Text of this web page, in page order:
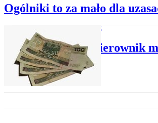
Ogólniki to za mało dla
PRAWO W FIRMIE
Kiedy kierownik